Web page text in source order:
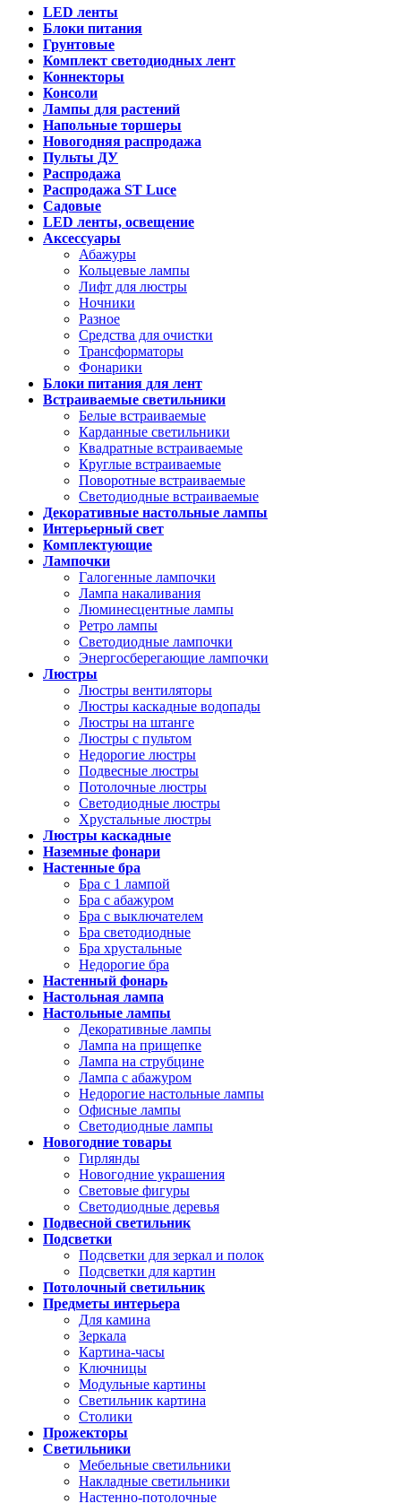
LED ленты
Блоки питания
Грунтовые
Комплект светодиодных лент
Коннекторы
Консоли
Лампы для растений
Напольные торшеры
Новогодняя распродажа
Пульты ДУ
Распродажа
Распродажа ST Luce
Садовые
LED ленты, освещение
Аксессуары
Абажуры
Кольцевые лампы
Лифт для люстры
Ночники
Разное
Средства для очистки
Трансформаторы
Фонарики
Блоки питания для лент
Встраиваемые светильники
Белые встраиваемые
Карданные светильники
Квадратные встраиваемые
Круглые встраиваемые
Поворотные встраиваемые
Светодиодные встраиваемые
Декоративные настольные лампы
Интерьерный свет
Комплектующие
Лампочки
Галогенные лампочки
Лампа накаливания
Люминесцентные лампы
Ретро лампы
Светодиодные лампочки
Энергосберегающие лампочки
Люстры
Люстры вентиляторы
Люстры каскадные водопады
Люстры на штанге
Люстры с пультом
Недорогие люстры
Подвесные люстры
Потолочные люстры
Светодиодные люстры
Хрустальные люстры
Люстры каскадные
Наземные фонари
Настенные бра
Бра с 1 лампой
Бра с абажуром
Бра с выключателем
Бра светодиодные
Бра хрустальные
Недорогие бра
Настенный фонарь
Настольная лампа
Настольные лампы
Декоративные лампы
Лампа на прищепке
Лампа на струбцине
Лампа с абажуром
Недорогие настольные лампы
Офисные лампы
Светодиодные лампы
Новогодние товары
Гирлянды
Новогодние украшения
Световые фигуры
Светодиодные деревья
Подвесной светильник
Подсветки
Подсветки для зеркал и полок
Подсветки для картин
Потолочный светильник
Предметы интерьера
Для камина
Зеркала
Картина-часы
Ключницы
Модульные картины
Светильник картина
Столики
Прожекторы
Светильники
Мебельные светильники
Накладные светильники
Настенно-потолочные